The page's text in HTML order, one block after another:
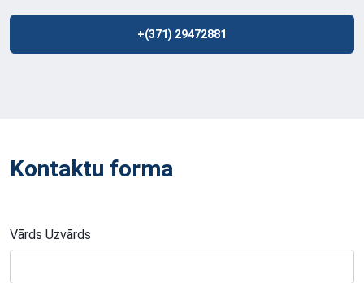
+(371) 29472881
Kontaktu forma
Vārds Uzvārds